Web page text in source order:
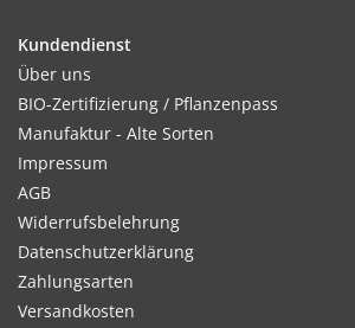
Kundendienst
Über uns
BIO-Zertifizierung / Pflanzenpass
Manufaktur - Alte Sorten
Impressum
AGB
Widerrufsbelehrung
Datenschutzerklärung
Zahlungsarten
Versandkosten